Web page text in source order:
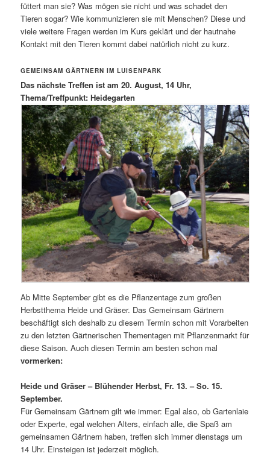
füttert man sie? Was mögen sie nicht und was schadet den
Tieren sogar? Wie kommunizieren sie mit Menschen? Diese und
viele weitere Fragen werden im Kurs geklärt und der hautnahe
Kontakt mit den Tieren kommt dabei natürlich nicht zu kurz.
GEMEINSAM GÄRTNERN IM LUISENPARK
Das nächste Treffen ist am 20. August, 14 Uhr,
Thema/Treffpunkt: Heidegarten
Ab Mitte September gibt es die Pflanzentage zum großen
Herbstthema Heide und Gräser. Das Gemeinsam Gärtnern
beschäftigt sich deshalb zu diesem Termin schon mit Vorarbeiten
zu den letzten Gärtnerischen Thementagen mit Pflanzenmarkt für
diese Saison. Auch diesen Termin am besten schon mal
vormerken:
Heide und Gräser – Blühender Herbst, Fr. 13. – So. 15.
September.
Für Gemeinsam Gärtnern gilt wie immer: Egal also, ob Gartenlaie
oder Experte, egal welchen Alters, einfach alle, die Spaß am
gemeinsamen Gärtnern haben, treffen sich immer dienstags um
14 Uhr. Einsteigen ist jederzeit möglich.